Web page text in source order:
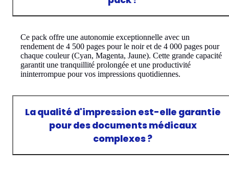
Ce pack offre une autonomie exceptionnelle avec un
rendement de 4 500 pages pour le noir et de 4 000 pages pour
chaque couleur (Cyan, Magenta, Jaune). Cette grande capacité
garantit une tranquillité prolongée et une productivité
ininterrompue pour vos impressions quotidiennes.
La qualité d'impression est-elle garantie
pour des documents médicaux
complexes ?